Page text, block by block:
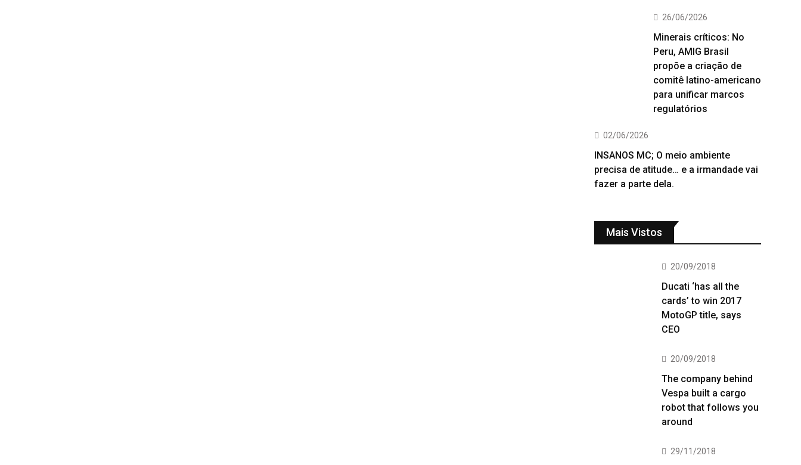
26/06/2026
Minerais críticos: No
Peru, AMIG Brasil
propõe a criação de
comitê latino-americano
para unificar marcos
regulatórios
02/06/2026
INSANOS MC; O meio ambiente
precisa de atitude… e a irmandade vai
fazer a parte dela.
Mais Vistos
20/09/2018
Ducati ‘has all the
cards’ to win 2017
MotoGP title, says
CEO
20/09/2018
The company behind
Vespa built a cargo
robot that follows you
around
29/11/2018